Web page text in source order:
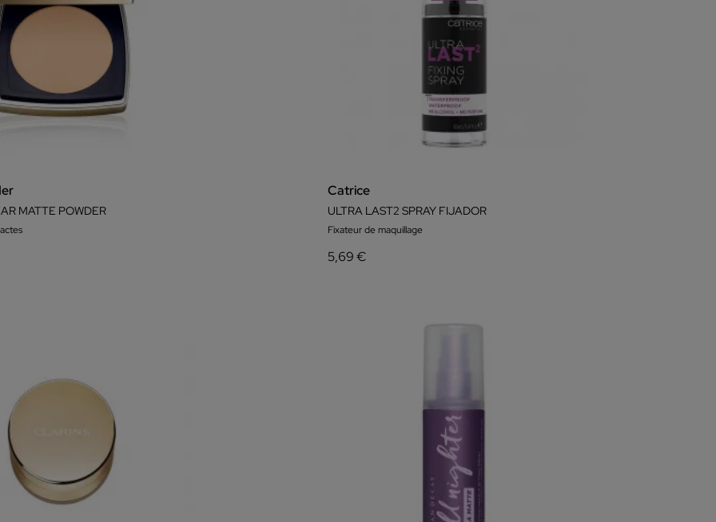
MATTE POWDER
Catrice
ULTRA LAST2 SPRAY FIJADOR
Fixateur de maquillage
5,69 €